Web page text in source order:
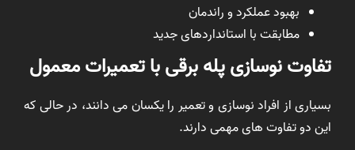
بهبود عملکرد و راندمان
مطابقت با استانداردهای جدید
تفاوت نوسازی پله برقی با تعمیرات معمول
بسیاری از افراد نوسازی و تعمیر را یکسان می دانند، در حالی که
این دو تفاوت های مهمی دارند.